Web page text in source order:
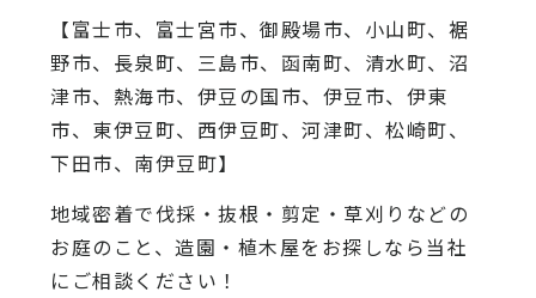
【富士市、富士宮市、御殿場市、小山町、裾
野市、長泉町、三島市、函南町、清水町、沼
津市、熱海市、伊豆の国市、伊豆市、伊東
市、東伊豆町、西伊豆町、河津町、松崎町、
下田市、南伊豆町】
地域密着で伐採・抜根・剪定・草刈りなどの
お庭のこと、造園・ 植木屋をお探しなら当社
にご相談ください！